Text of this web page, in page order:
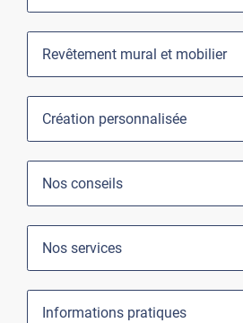
Revêtement mural et mobilier
Création personnalisée
Nos conseils
Nos services
Informations pratiques